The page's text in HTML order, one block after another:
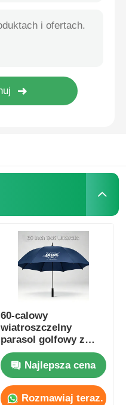
60-calowy
wiatroszczelny
parasol golfowy z
niestandardowym
logo do użytku
korporacyjnego i
promocyjnego
Najlepsza cena
Rozmawiaj teraz.